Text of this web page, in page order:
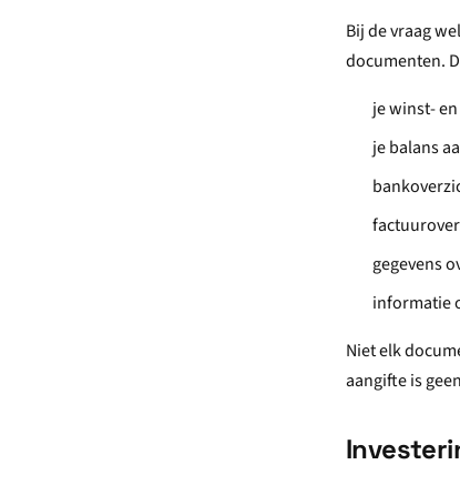
Bij de vraag
documenten.
je winst-
je balans
gegevens
informatie
Niet elk
aangifte is